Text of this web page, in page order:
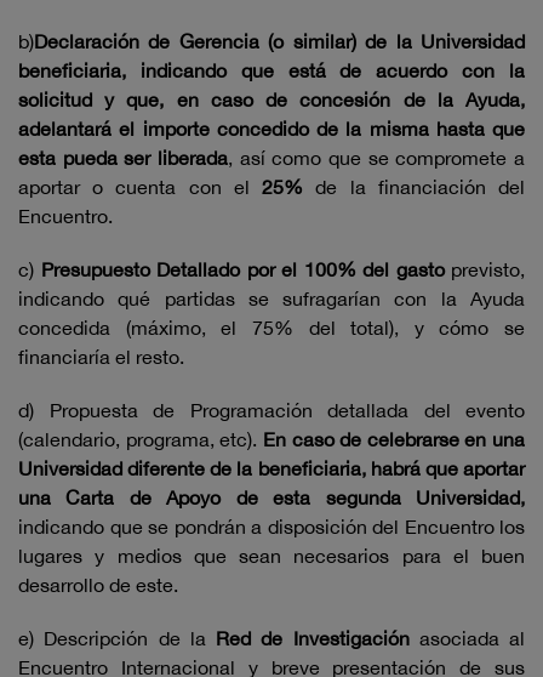
b)Declaración de Gerencia (o similar) de la Universidad
beneficiaria, indicando que está de acuerdo con la
solicitud y que, en caso de concesión de la Ayuda,
adelantará el importe concedido de la misma hasta que
esta pueda ser liberada, así como que se compromete a
aportar o cuenta con el25% de la financiación del
Encuentro.
c) Presupuesto Detallado por el 100% del gastoprevisto,
indicando qué partidas se sufragarían con la Ayuda
concedida (máximo, el 75% del total), y cómo se
financiaría el resto.
d) Propuesta de Programación detallada del evento
(calendario, programa, etc). En caso de celebrarse en una
Universidad diferente de la beneficiaria, habrá que aportar
una Carta de Apoyo de esta segunda Universidad,
indicando que se pondrán a disposición del Encuentro los
lugares y medios que sean necesarios para el buen
desarrollo de este.
e) Descripción de la Red de Investigaciónasociada al
Encuentro Internacional y breve presentación de sus